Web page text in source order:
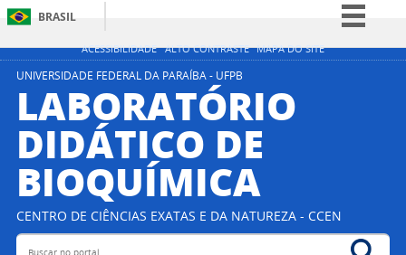
ACESSIBILIDADE ALTO CONTRASTE MAPA DO SITE
BRASIL
Simplifique!
Participe
Acesso à informação
Legislação
UNIVERSIDADE FEDERAL DA PARAÍBA - UFPB
LABORATÓRIO
DIDÁTICO DE
BIOQUÍMICA
CENTRO DE CIÊNCIAS EXATAS E DA NATUREZA - CCEN
Buscar no portal